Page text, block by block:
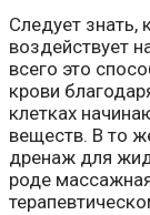
Следует знать,
воздействует
всего это
крови
клетках
веществ. В то
дренаж для
роде